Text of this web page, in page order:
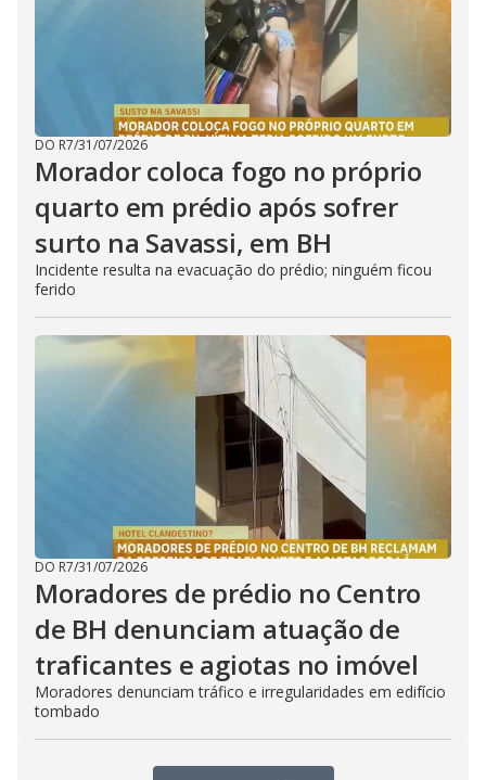
DO R7/31/07/2026
Morador coloca fogo no próprio
quarto em prédio após sofrer
surto na Savassi, em BH
Incidente resulta na evacuação do prédio; ninguém ficou
ferido
DO R7/31/07/2026
Moradores de prédio no Centro
de BH denunciam atuação de
traficantes e agiotas no imóvel
Moradores denunciam tráfico e irregularidades em edifício
tombado